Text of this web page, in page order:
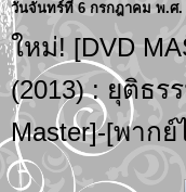
วันจันทร์ที่ 6 กรกฎาคม พ.ศ.
ใหม่! [DVD
(2013) : ยุติธร
Master]-[พาก